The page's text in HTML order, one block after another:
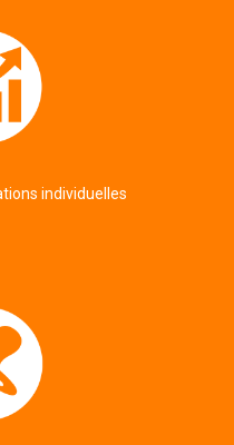
individuelles